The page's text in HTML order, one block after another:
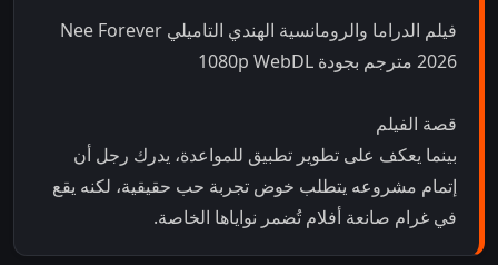
فيلم الدراما والرومانسية الهندي التاميلي Nee Forever
2026 مترجم بجودة 1080p WebDL
قصة الفيلم
بينما يعكف على تطوير تطبيق للمواعدة، يدرك رجل أن
إتمام مشروعه يتطلب خوض تجربة حب حقيقية، لكنه يقع
في غرام صانعة أفلام تُضمر نواياها الخاصة.